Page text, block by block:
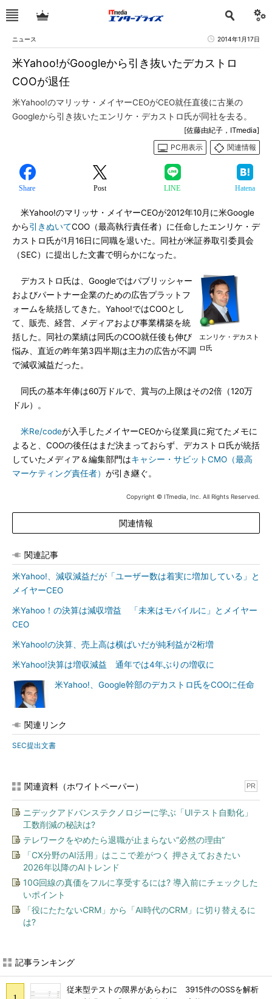
ニュース 2014年1月17日
米Yahoo!がGoogleから引き抜いたデカストロ
COOが退任
米Yahoo!のマリッサ・メイヤーCEOがCEO就任直後に古巣の
Googleから引き抜いたエンリケ・デカストロ氏が同社を去る。
[佐藤由紀子，ITmedia]
PC用表示
関連情報
Share Post LINE Hatena
米Yahoo!のマリッサ・メイヤーCEOが2012年10月に米Google
から引きぬいてCOO（最高執行責任者）に任命したエンリケ・デ
カストロ氏が1月16日に同職を退いた。同社が米証券取引委員会
（SEC）に提出した文書で明らかになった。
エンリケ・デカスト
ロ氏
デカストロ氏は、Googleではパブリッシャー
およびパートナー企業のための広告プラットフ
ォームを統括してきた。Yahoo!ではCOOとし
て、販売、経営、メディアおよび事業構築を統
括した。同社の業績は同氏のCOO就任後も伸び
悩み、直近の昨年第3四半期は主力の広告が不調
で減収減益だった。
同氏の基本年俸は60万ドルで、賞与の上限はその2倍（120万
ドル）。
米Re/codeが入手したメイヤーCEOから従業員に宛てたメモに
よると、COOの後任はまだ決まっておらず、デカストロ氏が統括
していたメディア＆編集部門はキャシー・サビットCMO（最高
マーケティング責任者） が引き継ぐ。
Copyright © ITmedia, Inc. All Rights Reserved.
関連情報
関連記事
米Yahoo!、減収減益だが「ユーザー数は着実に増加している」と
メイヤーCEO
米Yahoo！の決算は減収増益 「未来はモバイルに」とメイヤー
CEO
米Yahoo!の決算、売上高は横ばいだが純利益が2桁増
米Yahoo!決算は増収減益 通年では4年ぶりの増収に
米Yahoo!、Google幹部のデカストロ氏をCOOに任命
関連リンク
SEC提出文書
関連資料（ホワイトペーパー） PR
ニデックアドバンステクノロジーに学ぶ「UIテスト自動化」
工数削減の秘訣は?
テレワークをやめたら退職が止まらない“必然の理由”
「CX分野のAI活用」はここで差がつく 押さえておきたい
2026年以降のAIトレンド
10G回線の真価をフルに享受するには? 導入前にチェックした
いポイント
「役にたたないCRM」から「AI時代のCRM」に切り替えるに
は?
記事ランキング
従来型テストの限界があらわに 3915件のOSSを解析